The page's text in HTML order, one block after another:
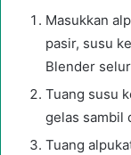
Masukkan
pasir, susu
Blender
Tuang susu
gelas sambil
Tuang